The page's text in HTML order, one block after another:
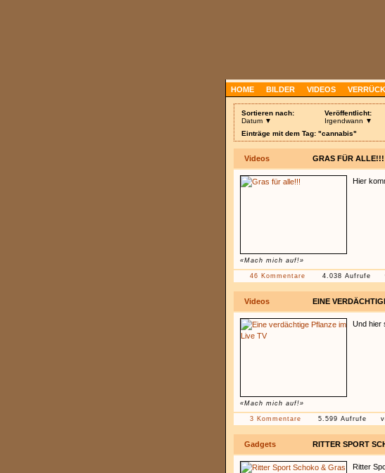
HOME BILDER VIDEOS
Sortieren nach:
Datum ▼
Veröffentlicht:
Irgendwann ▼
Einträge mit dem Tag: "cannabis"
Videos GRAS FÜR ALLE!!!
«Mach mich auf!»
Hier
46 Kommentare 4.038 Aufrufe
Videos EINE
«Mach mich auf!»
Und hier
3 Kommentare 5.599 Aufrufe
Gadgets RITTER SPORT
Ritter